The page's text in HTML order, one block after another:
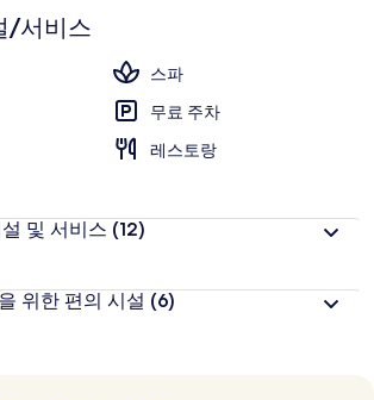
/서비스
스파
무료 주차
레스토랑
및 서비스 (12)
위한 편의 시설 (6)